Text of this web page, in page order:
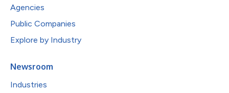
Agencies
Public Companies
Explore by Industry
Newsroom
Industries